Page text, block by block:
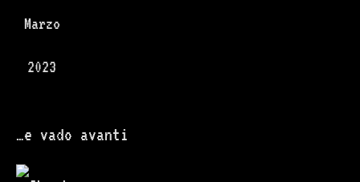
Marzo
2023
…e vado avanti